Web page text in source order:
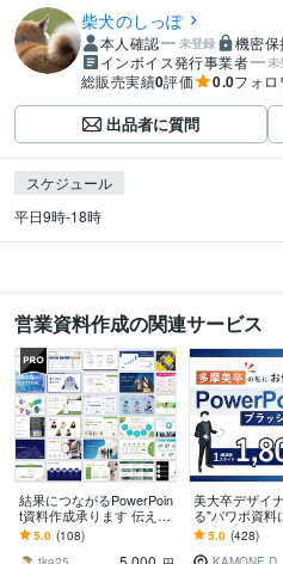
柴犬のしっぽ
本人確認 未登録 機密
インボイス発行事業者 未
総販売実績0評価 0.0フォロ
出品者に質問
スケジュール
営業資料作成の関連サービス
結果につながるPowerPoin
t資料作成承ります 伝えた
いことを整理し、成果に
つながるビジネス資料を
5.0 (108)
美大卒デザイ
る"パワポ資料
大卒×ビジネス
なたの資料を
5.0 (428)